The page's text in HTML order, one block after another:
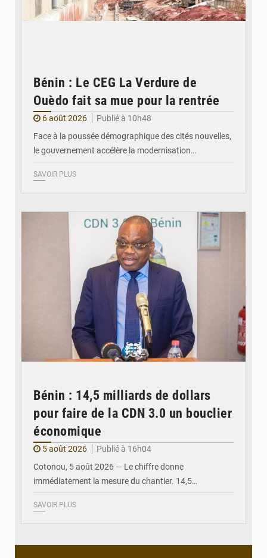
Bénin : Le CEG La Verdure de
Ouèdo fait sa mue pour la rentrée
6 août 2026
Publié à 10h48
Face à la poussée démographique des cités nouvelles,
le gouvernement accélère la modernisation…
SAVOIR PLUS
© Ministère du Cadre de Vie et des Transports, chargé du Développement
Bénin : 14,5 milliards de dollars
pour faire de la CDN 3.0 un bouclier
économique
5 août 2026
Publié à 16h04
Cotonou, 5 août 2026 — Le chiffre donne
immédiatement la mesure du chantier. 14,5…
SAVOIR PLUS